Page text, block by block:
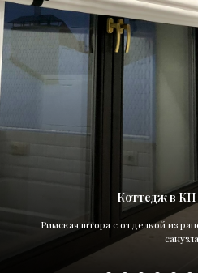
Коттедж в КП
Римская штора с отделкой из
санузла